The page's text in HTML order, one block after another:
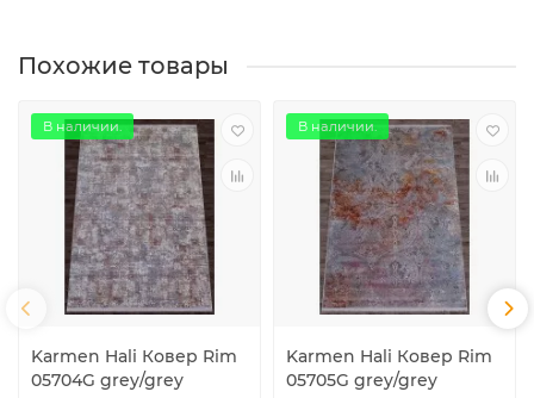
Похожие товары
В наличии.
Karmen Hali Ковер Rim
05704G grey/grey
В наличии.
Karmen Hali Ковер Rim
05705G grey/grey